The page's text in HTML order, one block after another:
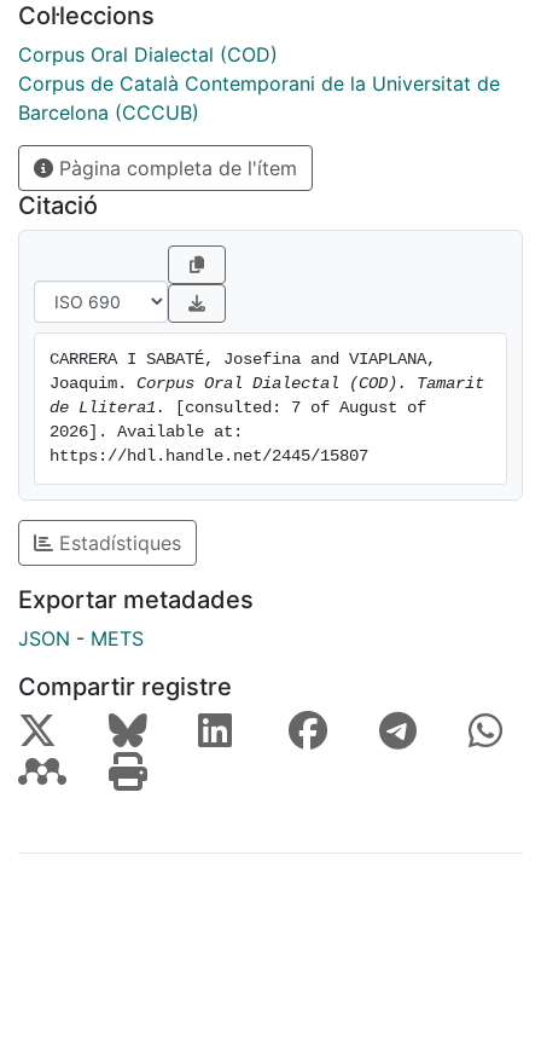
(http://www.ub.edu/cccub).
Col·leccions
Corpus Oral Dialectal (COD)
Corpus de Català Contemporani de la Universitat de
Barcelona (CCCUB)
Pàgina completa de l'ítem
Citació
CARRERA I SABATÉ, Josefina and VIAPLANA,
Joaquim. Corpus Oral Dialectal (COD). Tamarit
de Llitera1.
[consulted: 7 of August of
2026]. Available at:
https://hdl.handle.net/2445/15807
Estadístiques
Exportar metadades
JSON - METS
Compartir registre